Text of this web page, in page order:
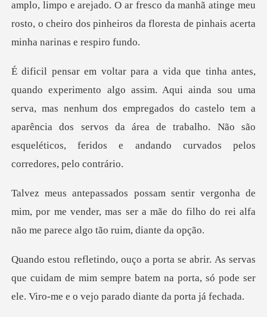
amplo, limpo e arejado. O ar fresco da manhã atinge meu
rosto,
inda sou uma
serva, mas nenhum dos empregados do castelo tem a
aparência dos servos da área d
mim, por me vender, mas ser a mãe do filho do rei
s
que cuidam de mim sempre batem na porta, só pode ser
e